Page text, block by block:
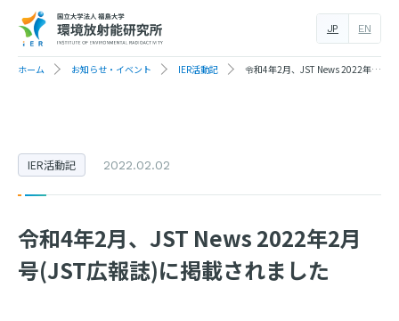
EN
JP
ホーム お知らせ・イベント IER活動記 令和4年2月、JST News 2022年2月号(JST広報誌)に掲載されました
令和4年2月、JST News 2022年2月
号(JST広報誌)に掲載されました
IER活動記 2022.02.02